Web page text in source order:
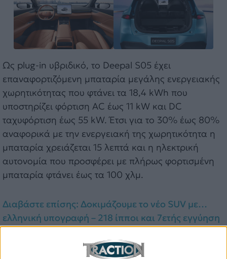
Ως plug-in υβριδικό, το Deepal S05 έχει
επαναφορτιζόμενη μπαταρία μεγάλης ενεργειακής
χωρητικότητας που φτάνει τα 18,4 kWh που
υποστηρίζει φόρτιση AC έως 11 kW και DC
ταχυφόρτιση έως 55 kW. Έτσι για το 30% έως 80%
αναφορικά με την ενεργειακή της χωρητικότητα η
μπαταρία χρειάζεται 15 λεπτά και η ηλεκτρική
αυτονομία που προσφέρει με πλήρως φορτισμένη
μπαταρία φτάνει έως τα 100 χλμ.
Διαβάστε επίσης: Δοκιμάζουμε το νέο SUV με…
ελληνική υπογραφή – 218 ίπποι και 7ετής εγγύηση
Το νέο S05 Plug-in Hybrid είναι διαθέσιμο στις
εκδόσεις Max και Ultra, με τιμή 31.990 και 36.390